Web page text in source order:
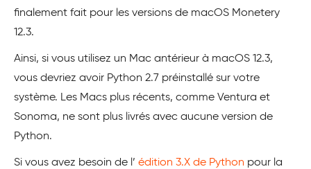
finalement fait pour les versions de macOS Monetery
12.3.
Ainsi, si vous utilisez un Mac antérieur à macOS 12.3,
vous devriez avoir Python 2.7 préinstallé sur votre
système. Les Macs plus récents, comme Ventura et
Sonoma, ne sont plus livrés avec aucune version de
Python.
Si vous avez besoin de l’ édition 3.X de Python pour la